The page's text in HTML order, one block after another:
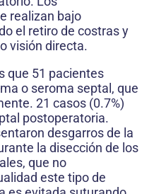
realizan bajo
el retiro de costras y
visión directa.
que 51 pacientes
o seroma septal, que
21 casos (0.7%)
postoperatoria.
desgarros de la
la disección de los
que no
este tipo de